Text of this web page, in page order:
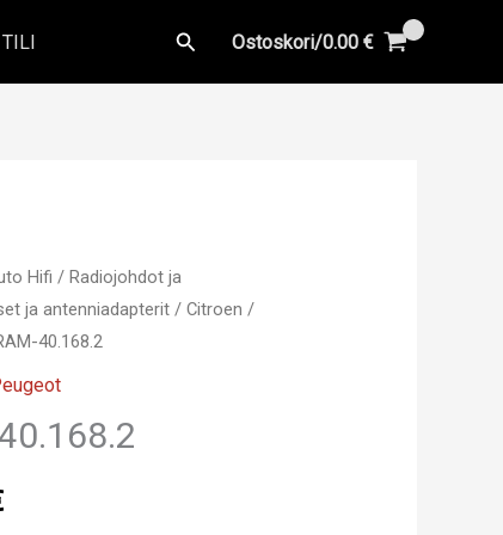
Hae Ostoskori/0.00 €
Hifi / Radiojohdot ja
ja antenniadapterit /Citroen /
40.168.2